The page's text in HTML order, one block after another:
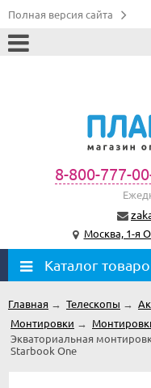
Полная версия сайта
8-800-777-
Москва, 1-я
Каталог
Главная → Телескопы →
Монтировки →
Экваториальная
Starbook One